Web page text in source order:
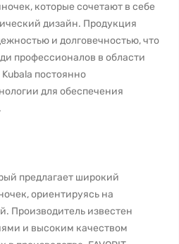
которые сочетают в себе
дизайн. Продукция
и долговечностью, что
профессионалов в области
постоянно
для обеспечения
предлагает широкий
ориентируясь на
Производитель известен
и высоким качеством